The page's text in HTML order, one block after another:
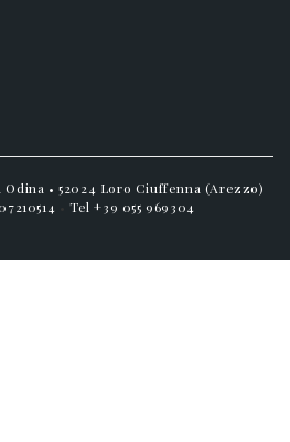
• 52024 Loro Ciuffenna (Arezzo)
Tel +39 055 969304